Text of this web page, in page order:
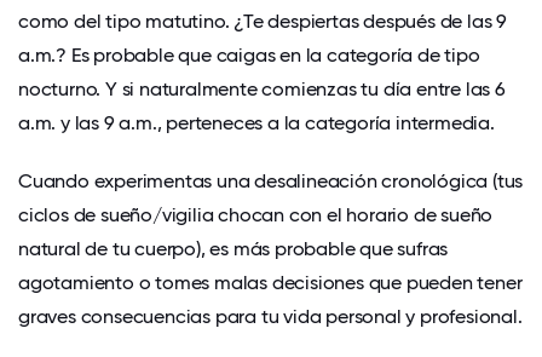
como del tipo matutino. ¿Te despiertas después de las 9
a.m.? Es probable que caigas en la categoría de tipo
nocturno. Y si naturalmente comienzas tu día entre las 6
a.m. y las 9 a.m., perteneces a la categoría intermedia.
Cuando experimentas una desalineación cronológica (tus
ciclos de sueño/vigilia chocan con el horario de sueño
natural de tu cuerpo), es más probable que sufras
agotamiento o tomes malas decisiones que pueden tener
graves consecuencias para tu vida personal y profesional.